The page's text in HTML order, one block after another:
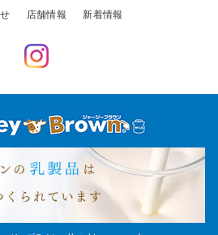
店舗情報 新着情報